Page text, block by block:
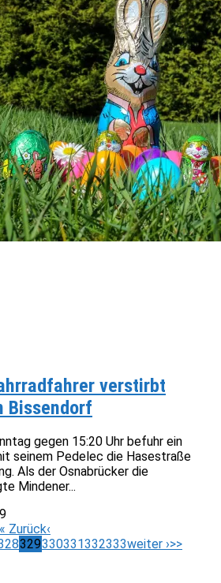
verstirbt
Bissendorf
gegen 15:20 Uhr befuhr ein
seinem Pedelec die Hasestraße
Als der Osnabrücker die
Mindener...
« Zurück‹
329330331332333weiter ›>>